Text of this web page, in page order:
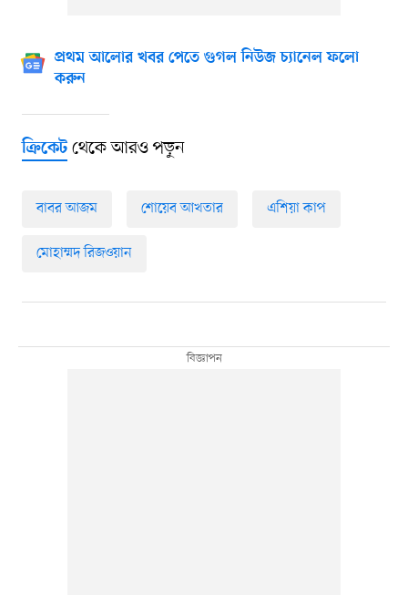
প্রথম আলোর খবর পেতে গুগল নিউজ চ্যানেল ফলো
করুন
ক্রিকেটথেকে আরও পড়ুন
বাবর আজম শোয়েব আখতার এশিয়া কাপ
মোহাম্মদ রিজওয়ান